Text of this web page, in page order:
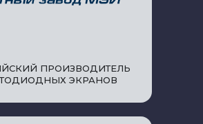
ПРОИЗВОДИТЕЛЬ
ЭКРАНОВ